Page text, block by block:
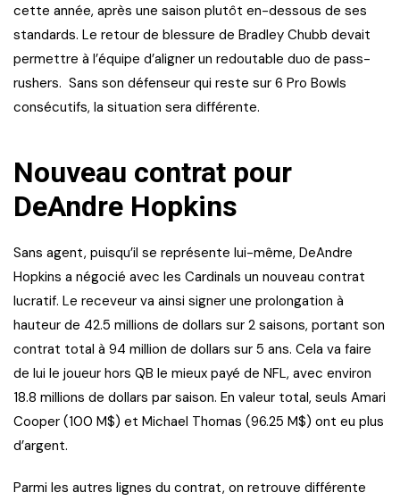
cette année, après une saison plutôt en-dessous de ses
standards. Le retour de blessure de Bradley Chubb devait
permettre à l’équipe d’aligner un redoutable duo de pass-
rushers. Sans son défenseur qui reste sur 6 Pro Bowls
consécutifs, la situation sera différente.
Nouveau contrat pour
DeAndre Hopkins
Sans agent, puisqu’il se représente lui-même, DeAndre
Hopkins a négocié avec les Cardinals un nouveau contrat
lucratif. Le receveur va ainsi signer une prolongation à
hauteur de 42.5 millions de dollars sur 2 saisons, portant son
contrat total à 94 million de dollars sur 5 ans. Cela va faire
de lui le joueur hors QB le mieux payé de NFL, avec environ
18.8 millions de dollars par saison. En valeur total, seuls Amari
Cooper (100 M$) et Michael Thomas (96.25 M$) ont eu plus
d’argent.
Parmi les autres lignes du contrat, on retrouve différente